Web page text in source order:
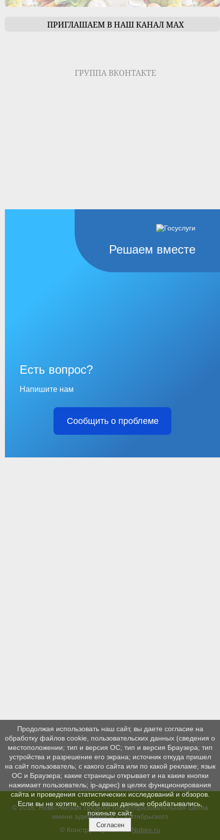
ПРИГЛАШАЕМ В НАШ КАНАЛ МАХ
ГРУППА ВКОНТАКТЕ
Решаем вместе
Есть вопрос?
Напишите нам
Сообщить о проблеме
© 2016, Ново-Ямская средняя общеобразовательная школа
имени адмирала Ф.С. Октябрьского
© Конструктор сайтовNubex.ru
Продолжая использовать наш сайт, вы даете согласие на
обработку файлов cookie, пользовательских данных (сведения о
местоположении; тип и версия ОС; тип и версия Браузера; тип
устройства и разрешение его экрана; источник откуда пришел
на сайт пользователь; с какого сайта или по какой рекламе; язык
ОС и Браузера; какие страницы открывает и на какие кнопки
нажимает пользователь; ip-адрес) в целях функционирования
сайта и проведения статистических исследований и обзоров.
Если вы не хотите, чтобы ваши данные обрабатывались,
покиньте сайт.
Согласен